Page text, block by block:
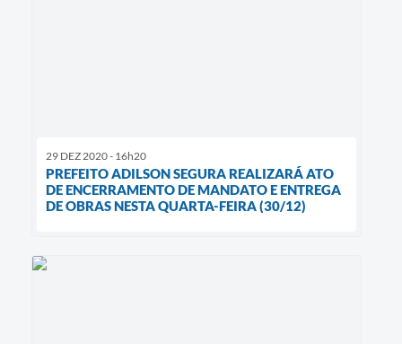
29 DEZ 2020 - 16h20
PREFEITO ADILSON SEGURA REALIZARÁ ATO
DE ENCERRAMENTO DE MANDATO E ENTREGA
DE OBRAS NESTA QUARTA-FEIRA (30/12)